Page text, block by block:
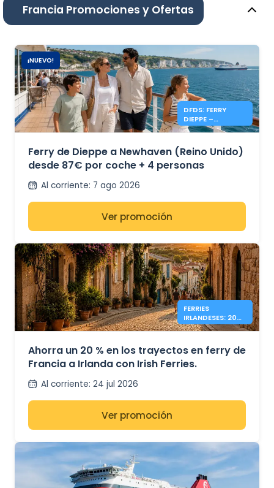
Francia Promociones y Ofertas
¡NUEVO!
DFDS: FERRY
DIEPPE –
NEWHAVEN DESDE
Ferry de Dieppe a Newhaven (Reino Unido)
desde 87€ por coche + 4 personas
Al corriente: 7 ago 2026
Ver promoción
FERRIES
IRLANDESES: 20%
DE DESCUENTO
IRLANDA
Ahorra un 20 % en los trayectos en ferry de
Francia a Irlanda con Irish Ferries.
Al corriente: 24 jul 2026
Ver promoción